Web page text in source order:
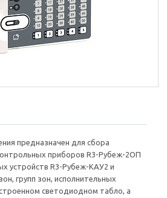
предназначен для сбора
приборов R3-Рубеж-2ОП
устройств R3-Рубеж-КАУ2 и
групп зон, исполнительных
светодиодном табло, а